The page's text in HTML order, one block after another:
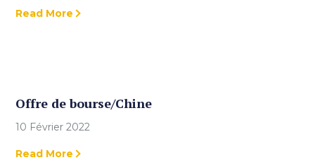
Read More
Offre de bourse/Chine
10 Février 2022
Read More